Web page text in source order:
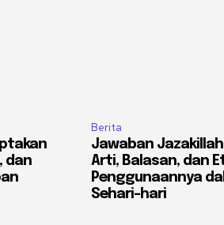
dan
Berita
Jawaban
Arti, Balasan, dan
Penggunaannya
Sehari-hari